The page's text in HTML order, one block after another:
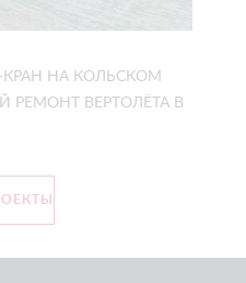
НА КОЛЬСКОМ
РЕМОНТ ВЕРТОЛЁТА В